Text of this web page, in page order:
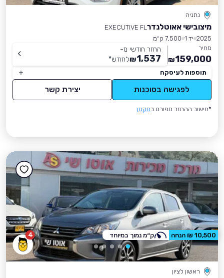
נתניה
מיצובישי אאוטלנדר EXECUTIVE FL
2025 יד 1
7,500 ק״מ
מחיר
159,000
₪
החזר חודשי מ-
1,537
₪לחודש*
תוספות לעיסקה
לפגישה בסוכנות יצירת קשר
*חישוב ההחזר מפורט בתקנון
4
ראשון לציון
10,500 ₪ הנחה ק״מ נמוך במיוחד